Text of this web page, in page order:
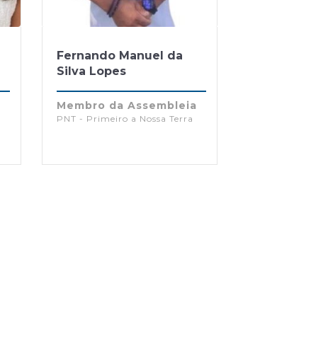
Fernando Manuel da
Silva Lopes
Membro da Assembleia
PNT - Primeiro a Nossa Terra